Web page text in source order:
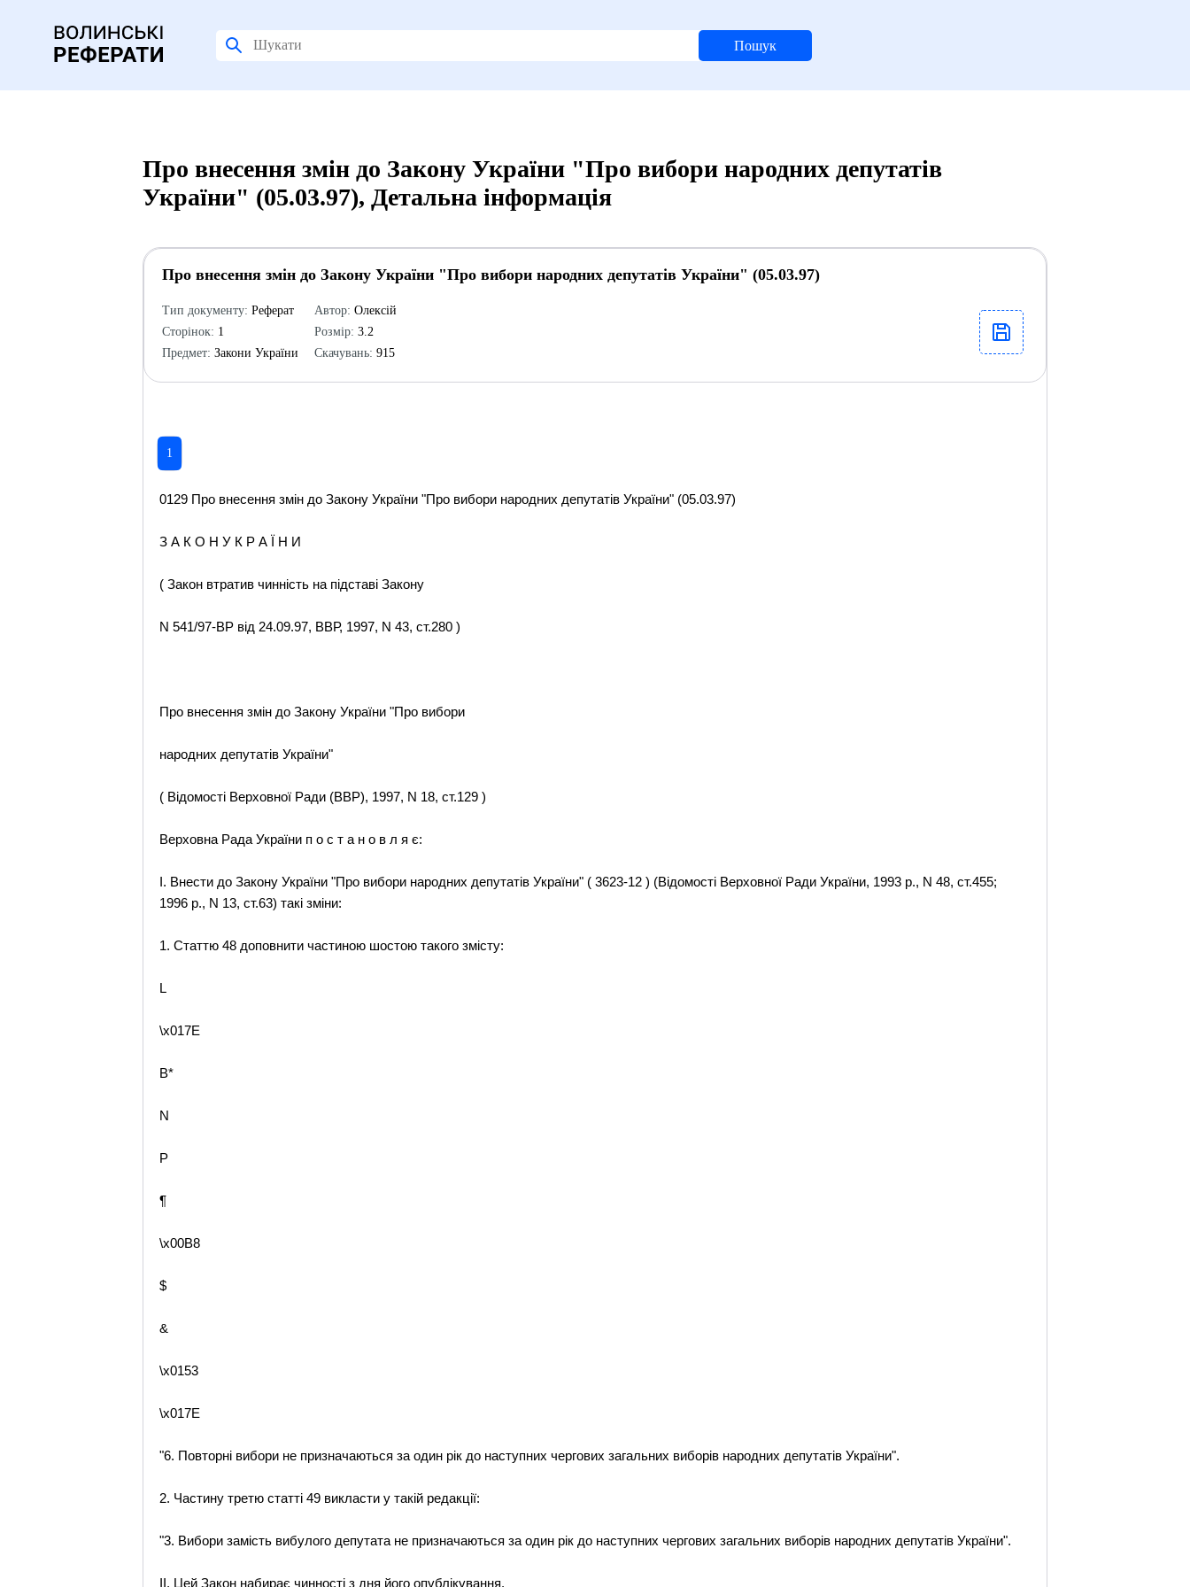
Пошук
Про внесення змін до Закону України "Про вибори народних депутатів
України" (05.03.97), Детальна інформація
Про внесення змін до Закону України "Про вибори народних депутатів України" (05.03.97)
Тип документу: Реферат
Сторінок: 1
Предмет: Закони України
Автор: Олексій
Розмір: 3.2
Скачувань: 915
1
0129 Про внесення змін до Закону України "Про вибори народних депутатів України" (05.03.97)
З А К О Н У К Р А Ї Н И
( Закон втратив чинність на підставі Закону
N 541/97-ВР від 24.09.97, ВВР, 1997, N 43, ст.280 )
Про внесення змін до Закону України "Про вибори
народних депутатів України"
( Відомості Верховної Ради (ВВР), 1997, N 18, ст.129 )
Верховна Рада України п о с т а н о в л я є:
I. Внести до Закону України "Про вибори народних депутатів України" ( 3623-12 ) (Відомості Верховної Ради України, 1993 р., N 48, ст.455;
1996 р., N 13, ст.63) такі зміни:
1. Статтю 48 доповнити частиною шостою такого змісту:
L
\x017E
B*
N
P
¶
\x00B8
$
&
\x0153
\x017E
"6. Повторні вибори не призначаються за один рік до наступних чергових загальних виборів народних депутатів України".
2. Частину третю статті 49 викласти у такій редакції:
"3. Вибори замість вибулого депутата не призначаються за один рік до наступних чергових загальних виборів народних депутатів України".
II. Цей Закон набирає чинності з дня його опублікування.